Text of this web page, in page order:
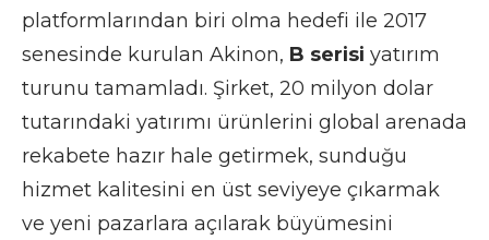
platformlarından biri olma hedefi ile 2017
senesinde kurulan Akinon, B serisi yatırım
turunu tamamladı. Şirket, 20 milyon dolar
tutarındaki yatırımı ürünlerini global arenada
rekabete hazır hale getirmek, sunduğu
hizmet kalitesini en üst seviyeye çıkarmak
ve yeni pazarlara açılarak büyümesini